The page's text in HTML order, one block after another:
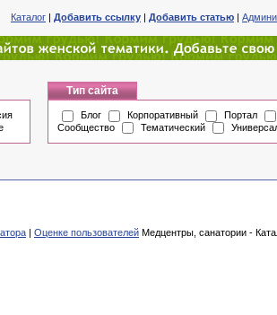
Каталог | Добавить ссылку | Добавить статью |
Тип сайта
Блог Корпоративный
Портал
Сообщество
Тематический
| Оценке пользователей Медцентры, санатории -